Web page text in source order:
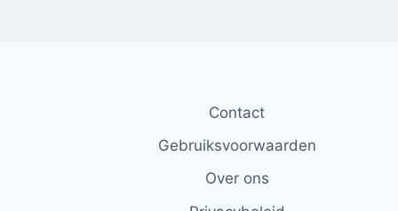
Contact
Gebruiksvoorwaarden
Over ons